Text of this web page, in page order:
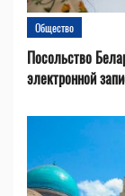
Общество
Посольство
электронной